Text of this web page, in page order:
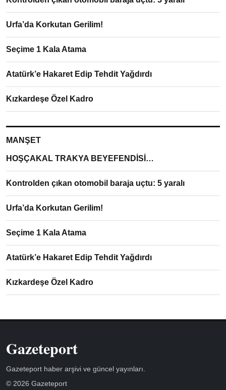
Urfa’da Korkutan Gerilim!
Seçime 1 Kala Atama
Atatürk’e Hakaret Edip Tehdit Yağdırdı
Kızkardeşe Özel Kadro
MANŞET
HOŞÇAKAL TRAKYA BEYEFENDİSİ…
Kontrolden çıkan otomobil baraja uçtu: 5 yaralı
Urfa’da Korkutan Gerilim!
Seçime 1 Kala Atama
Atatürk’e Hakaret Edip Tehdit Yağdırdı
Kızkardeşe Özel Kadro
Gazeteport
Gazeteport haber arşivi ve güncel yayınları.
© 2026 Gazeteport